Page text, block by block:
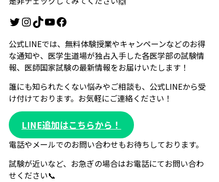
Twitter InstagramTikTok YouTube Facebook
公式LINEでは、無料体験授業やキャンペーンなどのお得
な通知や、医学生道場が独占入手した各医学部の試験情
報、医師国家試験の最新情報をお届けいたします！
誰にも知られたくない悩みやご相談も、公式LINEから受
け付けております。お気軽にご連絡ください！
LINE追加はこちらから！
電話やメールでのお問い合わせもお待ちしております。
試験が近いなど、お急ぎの場合はお電話にてお問い合わ
せください📞